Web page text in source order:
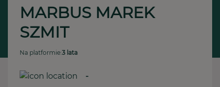
MARBUS MAREK
SZMIT
Na platformie:3 lata
-